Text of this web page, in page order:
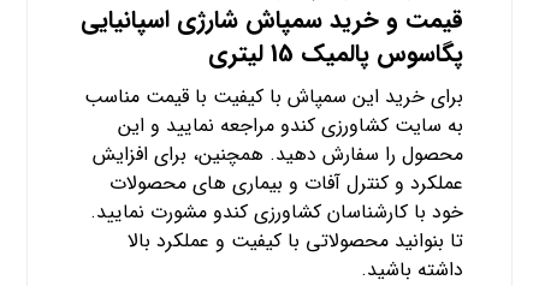
قیمت و خرید سمپاش شارژی اسپانیایی
پگاسوس پالمیک 15 لیتری
برای خرید این سمپاش با کیفیت با قیمت مناسب
به سایت کشاورزی کندو مراجعه نمایید و این
محصول را سفارش دهید. همچنین، برای افزایش
عملکرد و کنترل آفات و بیماری های محصولات
خود با کارشناسان کشاورزی کندو مشورت نمایید.
تا بنوانید محصولاتی با کیفیت و عملکرد بالا
داشته باشید.